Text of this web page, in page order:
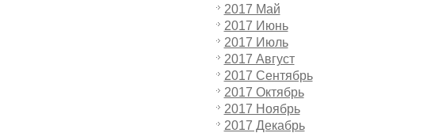
2017 Май
2017 Июнь
2017 Июль
2017 Август
2017 Сентябрь
2017 Октябрь
2017 Ноябрь
2017 Декабрь